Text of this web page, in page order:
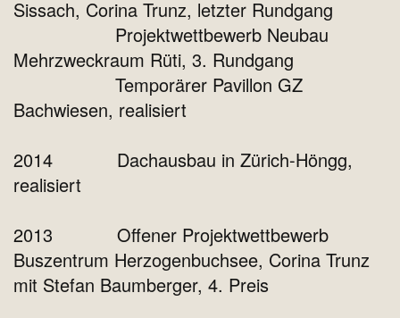
Sissach, Corina Trunz, letzter Rundgang
Projektwettbewerb Neubau
Mehrzweckraum Rüti, 3. Rundgang
Temporärer Pavillon GZ
Bachwiesen, realisiert
2014 Dachausbau in Zürich-Höngg,
realisiert
2013 Offener Projektwettbewerb
Buszentrum Herzogenbuchsee, Corina Trunz
mit Stefan Baumberger, 4. Preis